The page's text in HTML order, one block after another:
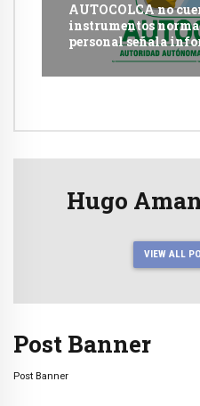
AUTOCOLCA no
instrumentos
personal señala
Hugo
VIEW ALL
Post Banner
Post Banner